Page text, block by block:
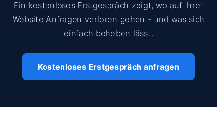
Ein kostenloses Erstgespräch zeigt, wo auf Ihrer
Website Anfragen verloren gehen - und was sich
einfach beheben lässt.
Kostenloses Erstgespräch anfragen